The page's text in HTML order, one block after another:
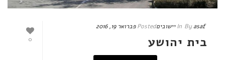
0
Byasaf
In יישוביםPosted פברואר 19, 2016
בית יהושע